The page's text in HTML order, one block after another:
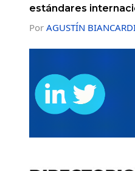
estándares
Por AGUSTÍN